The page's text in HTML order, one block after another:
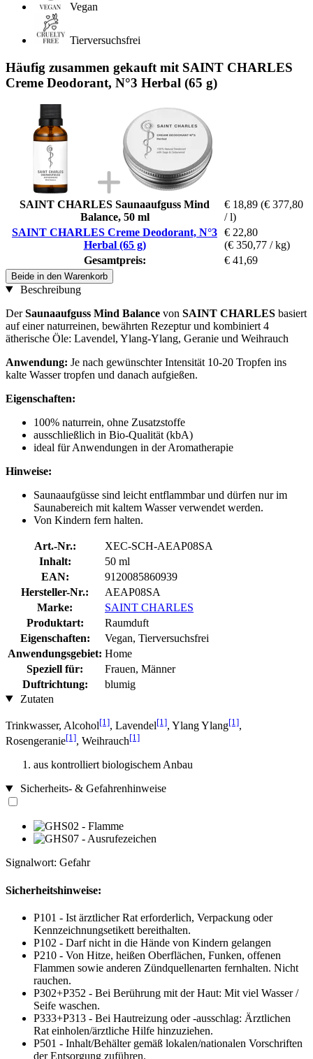
Vegan
Tierversuchsfrei
Häufig zusammen gekauft mit SAINT CHARLES
Creme Deodorant, N°3 Herbal (65 g)
SAINT CHARLES Saunaaufguss Mind
Balance, 50 ml
€ 18,89 (€ 377,80
/ l)
SAINT CHARLES Creme Deodorant, N°3
Herbal (65 g)
€ 22,80
(€ 350,77 / kg)
Gesamtpreis:
€ 41,69
Beide in den Warenkorb
Beschreibung
DerSaunaaufguss Mind Balance von SAINT CHARLES basiert
auf einer naturreinen, bewährten Rezeptur und kombiniert 4
ätherische Öle: Lavendel, Ylang-Ylang, Geranie und Weihrauch
Anwendung: Je nach gewünschter Intensität 10-20 Tropfen ins
kalte Wasser tropfen und danach aufgießen.
Eigenschaften:
100% naturrein, ohne Zusatzstoffe
ausschließlich in Bio-Qualität (kbA)
ideal für Anwendungen in der Aromatherapie
Hinweise:
Saunaaufgüsse sind leicht entflammbar und dürfen nur im
Saunabereich mit kaltem Wasser verwendet werden.
Von Kindern fern halten.
Art.-Nr.:
XEC-SCH-AEAP08SA
Inhalt:
50 ml
EAN:
9120085860939
Hersteller-Nr.:
AEAP08SA
Marke:
SAINT CHARLES
Produktart:
Raumduft
Eigenschaften:
Vegan, Tierversuchsfrei
Anwendungsgebiet: Home
Speziell für:
Frauen, Männer
Duftrichtung:
blumig
Zutaten
Trinkwasser, Alcohol[1], Lavendel[1], Ylang Ylang[1],
Rosengeranie[1], Weihrauch[1]
aus kontrolliert biologischem Anbau
Sicherheits- & Gefahrenhinweise
Signalwort: Gefahr
Sicherheitshinweise:
P101 - Ist ärztlicher Rat erforderlich, Verpackung oder
Kennzeichnungsetikett bereithalten.
P102 - Darf nicht in die Hände von Kindern gelangen
P210 - Von Hitze, heißen Oberflächen, Funken, offenen
Flammen sowie anderen Zündquellenarten fernhalten. Nicht
rauchen.
P302+P352 - Bei Berührung mit der Haut: Mit viel Wasser /
Seife waschen.
P333+P313 - Bei Hautreizung oder -ausschlag: Ärztlichen
Rat einholen/ärztliche Hilfe hinzuziehen.
P501 - Inhalt/Behälter gemäß lokalen/nationalen Vorschriften
der Entsorgung zuführen.